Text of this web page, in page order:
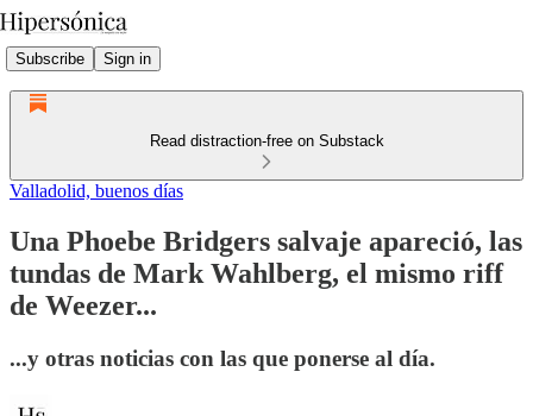
Subscribe Sign in
Read distraction-free on Substack
Valladolid, buenos días
Una Phoebe Bridgers salvaje apareció, las
tundas de Mark Wahlberg, el mismo riff
de Weezer...
...y otras noticias con las que ponerse al día.